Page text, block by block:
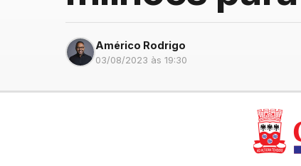
Américo Rodrigo
03/08/2023 às 19:30